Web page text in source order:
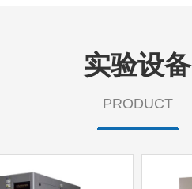
实验设备
PRODUCT